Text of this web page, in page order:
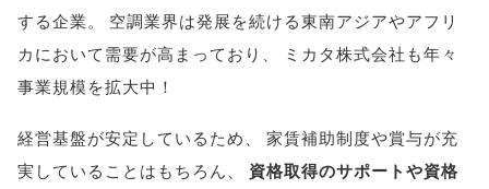
する企業。
空調業界は発展を続ける東南アジアやアフリ
カにおいて需要が高まっており
ミカタ株式会社も年々
事業規模を拡大中！
経営基盤が安定しているため
家賃補助制度や賞与が充
実していることはもちろん
資格取得のサポートや資格